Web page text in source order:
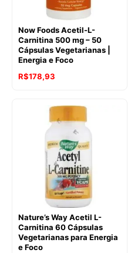
Now Foods Acetil-L-
Carnitina 500 mg – 50
Cápsulas Vegetarianas |
Energia e Foco
R$178,93
Nature’s Way Acetil L-
Carnitina 60 Cápsulas
Vegetarianas para Energia
e Foco